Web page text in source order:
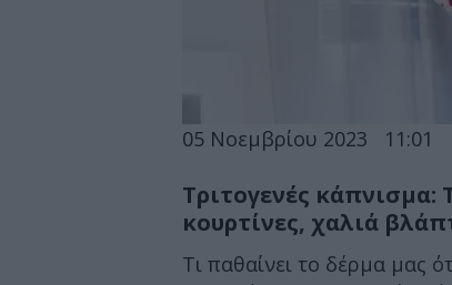
05 Νοεμβρίου 2023 11:01
Τριτογενές
κουρτίνες, χαλιά
Τι παθαίνει το δέρμα μας